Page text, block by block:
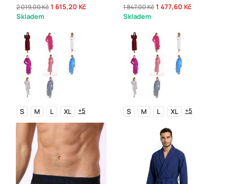
2 019,00 Kč1 615,20 Kč
Skladem
S M L XL +5
1 847,00 Kč1 477,60 Kč
Skladem
S M L XL +5